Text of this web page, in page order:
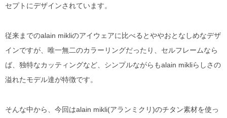
セプトにデザインされています。
従来までのalain mikliのアイウェアに比べるとややおとなしめなデザ
インですが、唯一無二のカラーリングだったり、セルフレームなら
ば、独特なカッティングなど、シンプルながらもalain mikliらしさの
溢れたモデル達が特徴です。
そんな中から、今回はalain mikli(アランミクリ)のチタン素材を使っ
EYEVAN7285